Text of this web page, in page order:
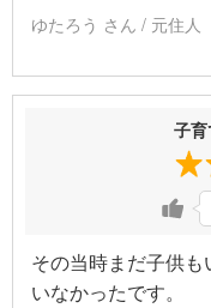
ゆたろう さん / 元住人
子
その当時まだ子供
いなかったです。